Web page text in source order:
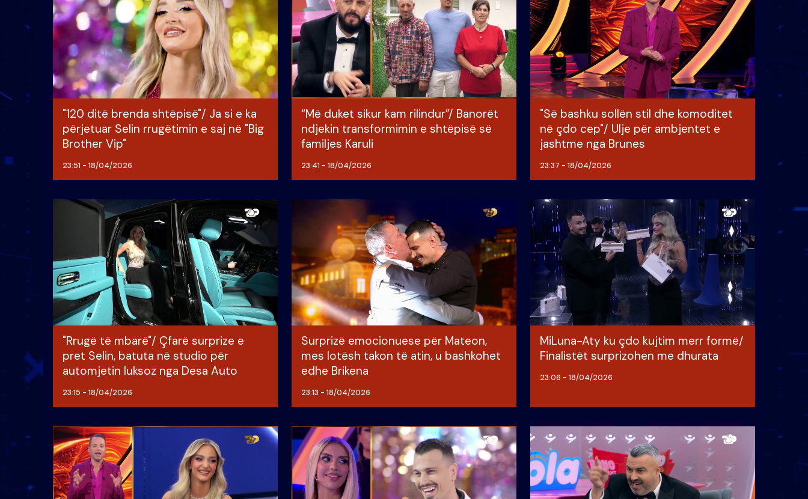
"120 ditë brenda shtëpisë"/ Ja si e ka
përjetuar Selin rrugëtimin e saj në "Big
Brother Vip"
23:51 - 18/04/2026
“Më duket sikur kam rilindur”/ Banorët
ndjekin transformimin e shtëpisë së
familjes Karuli
23:41 - 18/04/2026
"Së bashku sollën stil dhe komoditet
në çdo cep"/ Ulje për ambjentet e
jashtme nga Brunes
23:37 - 18/04/2026
"Rrugë të mbarë"/ Çfarë surprize e
pret Selin, batuta në studio për
automjetin luksoz nga Desa Auto
23:15 - 18/04/2026
Surprizë emocionuese për Mateon,
mes lotësh takon të atin, u bashkohet
edhe Brikena
23:13 - 18/04/2026
MiLuna-Aty ku çdo kujtim merr formë/
Finalistët surprizohen me dhurata
23:06 - 18/04/2026